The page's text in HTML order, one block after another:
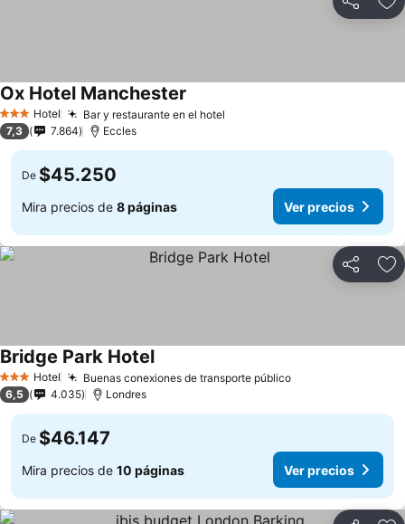
Compartir
3 Estrellas
Hotel Bar y restaurante en el hotel
Ox Hotel Manchester
7,3 7.864 Eccles
De $45.250
Mira precios de 8 páginas Ver precios
Compartir
3 Estrellas
Hotel Buenas conexiones de transporte público
Bridge Park Hotel
6,5 4.035 Londres
De $46.147
Mira precios de 10 páginas Ver precios